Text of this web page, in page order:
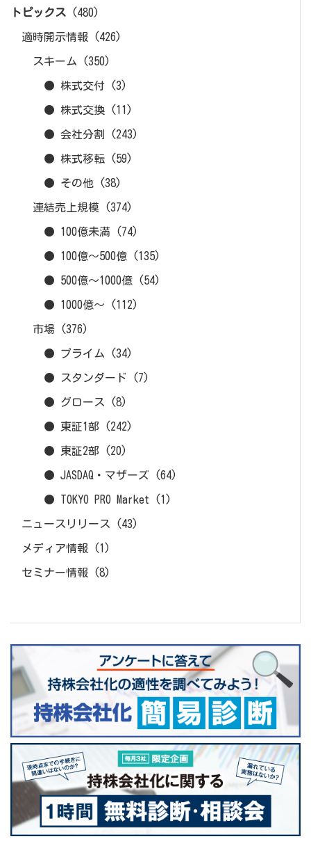
トピックス (480)
適時開示情報 (426)
スキーム (350)
● 株式交付 (3)
● 株式交換 (11)
● 会社分割 (243)
● 株式移転 (59)
● その他 (38)
連結売上規模 (374)
● 100億未満 (74)
● 100億～500億 (135)
● 500億～1000億 (54)
● 1000億～ (112)
市場 (376)
● プライム (34)
● スタンダード (7)
● グロース (8)
● 東証1部 (242)
● 東証2部 (20)
● JASDAQ・マザーズ (64)
● TOKYO PRO Market (1)
ニュースリリース (43)
メディア情報 (1)
セミナー情報 (8)